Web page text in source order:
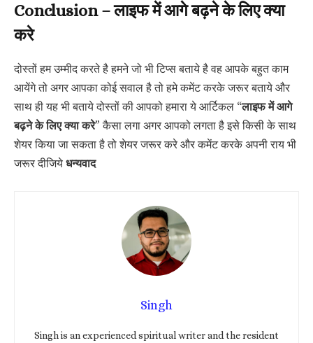
Conclusion – लाइफ में आगे बढ़ने के लिए क्या
करे
दोस्तों हम उम्मीद करते है हमने जो भी टिप्स बताये है वह आपके बहुत काम
आयेंगे तो अगर आपका कोई सवाल है तो हमे कमेंट करके जरूर बताये और
साथ ही यह भी बताये दोस्तों की आपको हमारा ये आर्टिकल “लाइफ में आगे
बढ़ने के लिए क्या करे” कैसा लगा अगर आपको लगता है इसे किसी के साथ
शेयर किया जा सकता है तो शेयर जरूर करे और कमेंट करके अपनी राय भी
जरूर दीजिये धन्यवाद
Singh
Singh is an experienced spiritual writer and the resident